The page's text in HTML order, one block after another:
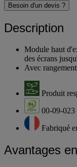
Besoin d'un devis ?
Description
Module haut
des écrans
Avec
Produit
00-09-023
Fabriqué
Avantages